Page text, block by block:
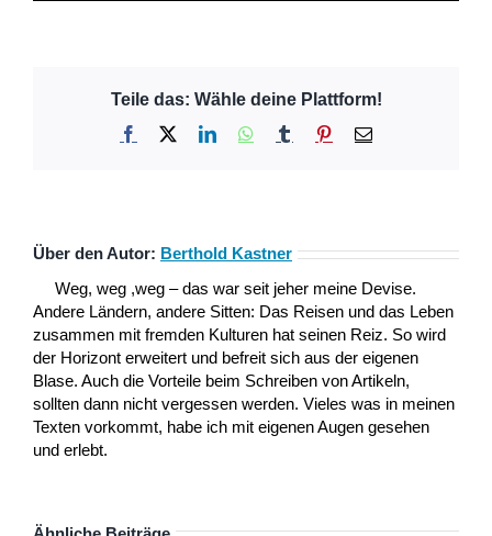
Teile das: Wähle deine Plattform!
Facebook LinkedInWhatsApp
Tumblr Pinterest
E-
Über den Autor: Berthold Kastner
Weg, weg ,weg – das war seit jeher meine Devise.
Andere Ländern, andere Sitten: Das Reisen und das Leben
zusammen mit fremden Kulturen hat seinen Reiz. So wird
der Horizont erweitert und befreit sich aus der eigenen
Blase. Auch die Vorteile beim Schreiben von Artikeln,
sollten dann nicht vergessen werden. Vieles was in meinen
Texten vorkommt, habe ich mit eigenen Augen gesehen
und erlebt.